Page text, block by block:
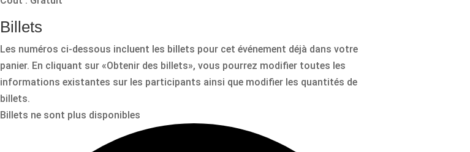
Billets
Les numéros ci-dessous incluent les billets pour cet événement déjà dans votre
panier. En cliquant sur «Obtenir des billets», vous pourrez modifier toutes les
informations existantes sur les participants ainsi que modifier les quantités de
billets.
Billets ne sont plus disponibles